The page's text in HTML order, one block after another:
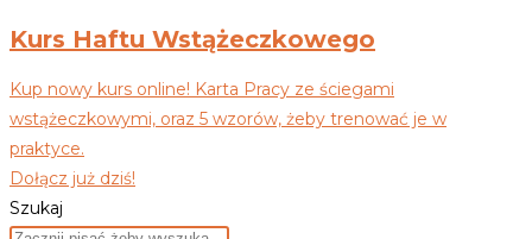
Kurs Haftu Wstążeczkowego
Kup nowy kurs online! Karta Pracy ze ściegami
wstążeczkowymi, oraz 5 wzorów, żeby trenować je w
praktyce.
Dołącz już dziś!
Szukaj